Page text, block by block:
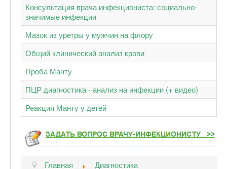
Консультация врача инфекциониста: социально-
значимые инфекции
Мазок из уретры у мужчин на флору
Общий клинический анализ крови
Проба Манту
ПЦР диагностика - анализ на инфекции (+ видео)
Реакция Манту у детей
Главная Диагностика